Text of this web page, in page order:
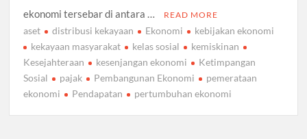
ekonomi tersebar di antara …
READ MORE
aset distribusi kekayaan Ekonomi
kebijakan ekonomi
kekayaan masyarakat
kelas sosial
kemiskinan
Kesejahteraan
kesenjangan ekonomi
Ketimpangan
Sosial
pajak Pembangunan Ekonomi
pemerataan
ekonomi
Pendapatan pertumbuhan ekonomi